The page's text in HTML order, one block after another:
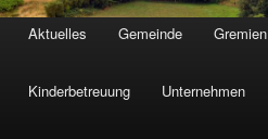
HAUPTMENÜ
Zum
primären
Zum
sekundären
Aktuelles Gemeinde Gremien
Kinderbetreuung Unternehmen